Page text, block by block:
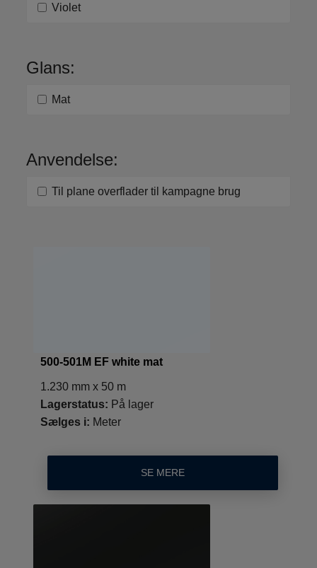
Violet
Glans:
Mat
Anvendelse:
Til plane overflader til kampagne brug
500-501M EF white mat
1.230 mm x 50 m
Lagerstatus: På lager
Sælges i: Meter
SE MERE